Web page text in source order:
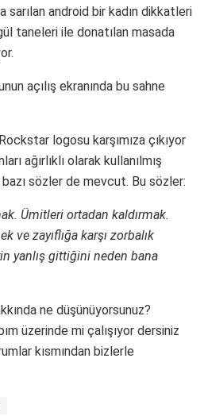
android bir kadın dikkatleri
taneleri ile donatılan masada
açılış ekranında bu sahne
logosu karşımıza çıkıyor
ağırlıklı olarak kullanılmış
sözler de mevcut. Bu sözler:
Ümitleri ortadan kaldırmak.
ve zayıflığa karşı zorbalık
yanlış gittiğini neden bana
ne düşünüyorsunuz?
üzerinde mi çalışıyor dersiniz
kısmından bizlerle